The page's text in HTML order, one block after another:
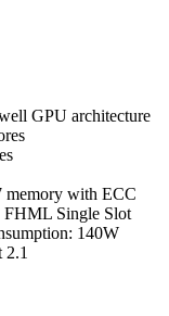
GPU architecture
with ECC
FHML Single Slot
140W
2.1